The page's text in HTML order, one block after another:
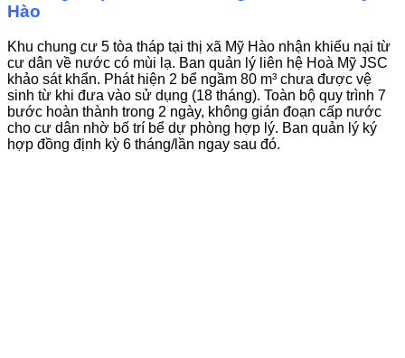
Hào
Khu chung cư 5 tòa tháp tại thị xã Mỹ Hào nhận khiếu nại từ
cư dân về nước có mùi lạ. Ban quản lý liên hệ Hoà Mỹ JSC
khảo sát khẩn. Phát hiện 2 bể ngầm 80 m³ chưa được vệ
sinh từ khi đưa vào sử dụng (18 tháng). Toàn bộ quy trình 7
bước hoàn thành trong 2 ngày, không gián đoạn cấp nước
cho cư dân nhờ bố trí bể dự phòng hợp lý. Ban quản lý ký
hợp đồng định kỳ 6 tháng/lần ngay sau đó.